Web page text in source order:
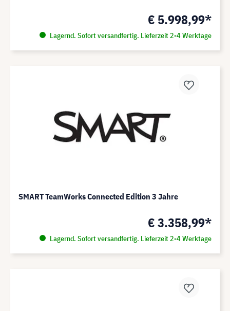
€ 5.998,99*
Lagernd. Sofort versandfertig. Lieferzeit 2-4 Werktage
SMART TeamWorks Connected Edition 3 Jahre
€ 3.358,99*
Lagernd. Sofort versandfertig. Lieferzeit 2-4 Werktage